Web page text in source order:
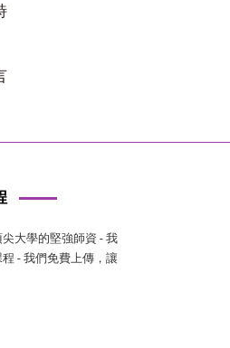
大學的堅強師資 - 我
- 我們免費上傳，讓